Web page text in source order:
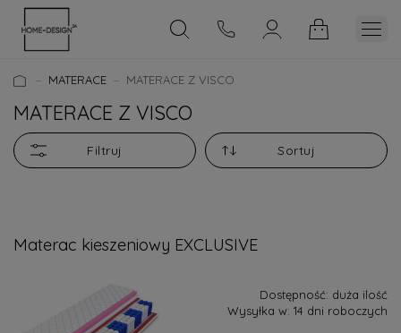
MATERACE MATERACE Z VISCO
MATERACE Z VISCO
Filtruj Sortuj
Materac kieszeniowy EXCLUSIVE
Dostępność: duża ilość
Wysyłka w: 14 dni roboczych